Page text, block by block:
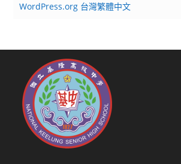
WordPress.org 台灣繁體中文